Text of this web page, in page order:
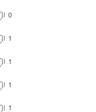
0
1
1
1
1